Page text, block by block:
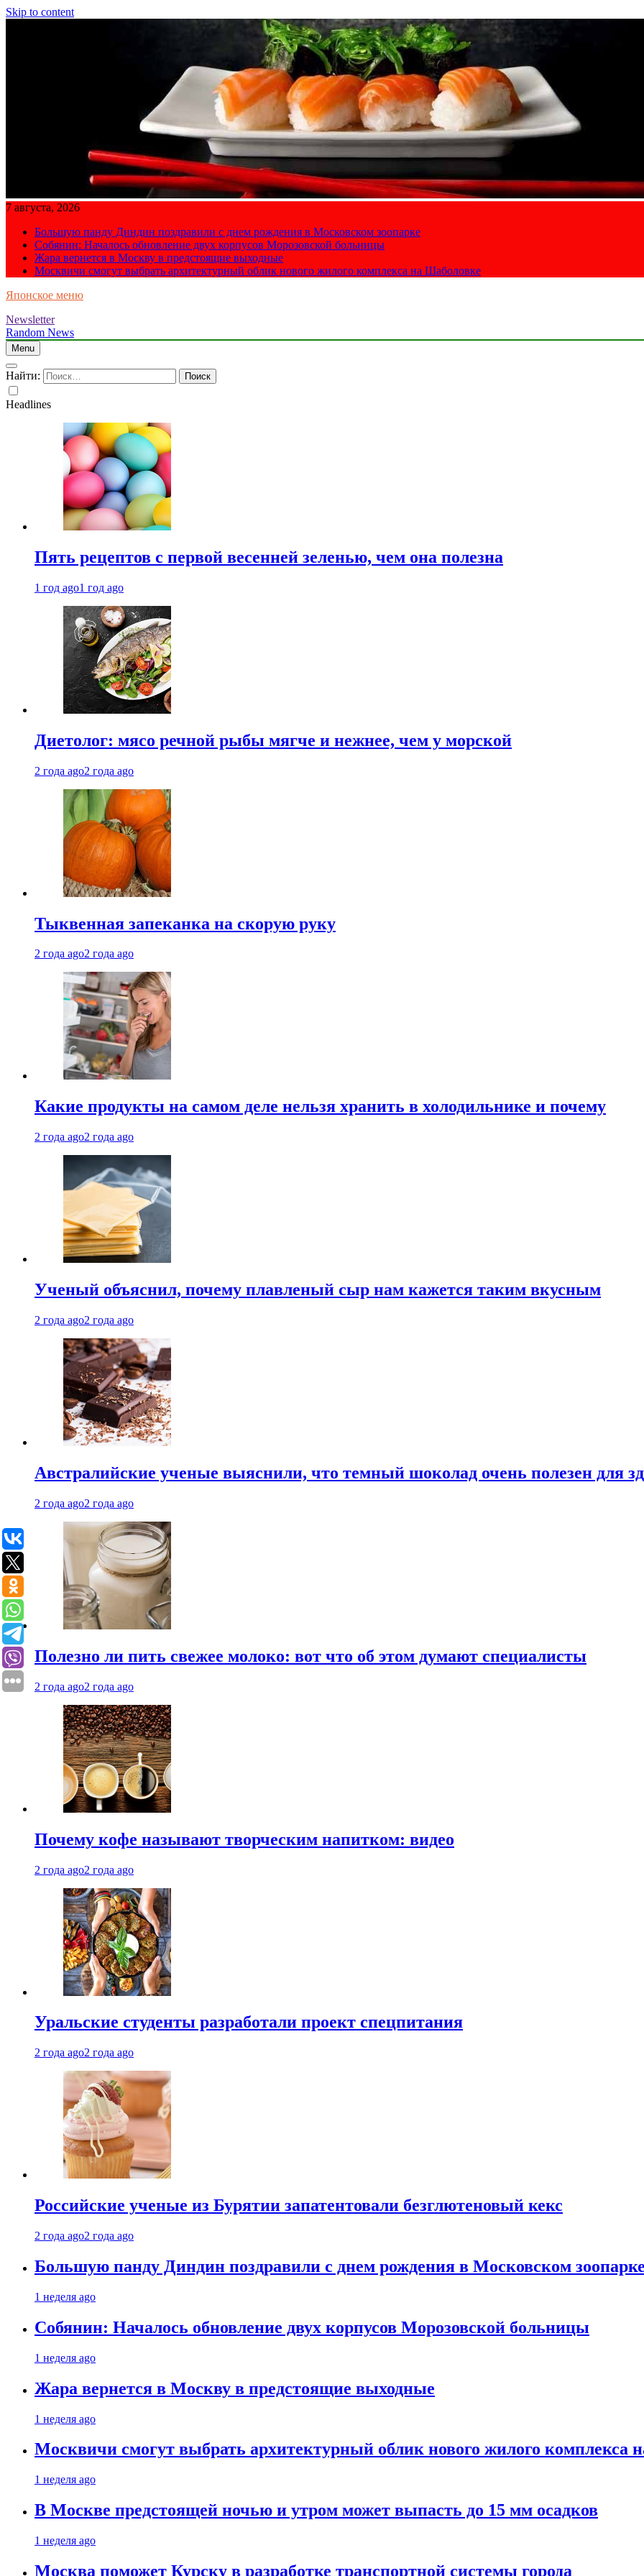
Skip to content
7 августа, 2026
Большую панду Диндин поздравили с днем рождения в Московском зоопарке
Собянин: Началось обновление двух корпусов Морозовской больницы
Жара вернется в Москву в предстоящие выходные
Москвичи смогут выбрать архитектурный облик нового жилого комплекса на Шаболовке
Японское меню
Newsletter
Random News
Menu
Найти:
Headlines
Пять рецептов с первой весенней зеленью, чем она полезна
1 год ago1 год ago
Диетолог: мясо речной рыбы мягче и нежнее, чем у морской
2 года ago2 года ago
Тыквенная запеканка на скорую руку
2 года ago2 года ago
Какие продукты на самом деле нельзя хранить в холодильнике и почему
2 года ago2 года ago
Ученый объяснил, почему плавленый сыр нам кажется таким вкусным
2 года ago2 года ago
Австралийские ученые выяснили, что темный шоколад очень полезен для
2 года ago2 года ago
Полезно ли пить свежее молоко: вот что об этом думают специалисты
2 года ago2 года ago
Почему кофе называют творческим напитком: видео
2 года ago2 года ago
Уральские студенты разработали проект спецпитания
2 года ago2 года ago
Российские ученые из Бурятии запатентовали безглютеновый кекс
2 года ago2 года ago
Большую панду Диндин поздравили с днем рождения в Московском зоопарке
1 неделя ago
Собянин: Началось обновление двух корпусов Морозовской больницы
1 неделя ago
Жара вернется в Москву в предстоящие выходные
1 неделя ago
Москвичи смогут выбрать архитектурный облик нового жилого комплекса
1 неделя ago
В Москве предстоящей ночью и утром может выпасть до 15 мм осадков
1 неделя ago
Москва поможет Курску в разработке транспортной системы города